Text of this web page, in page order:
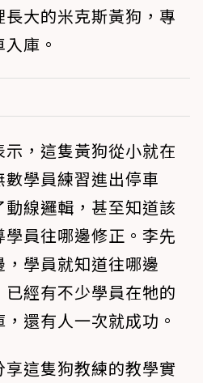
大的米克斯黃狗，專
庫。
，這隻黃狗從小就在
學員練習進出停車
線邏輯，甚至知道該
員往哪邊修正。李先
學員就知道往哪邊
經有不少學員在牠的
還有人一次就成功。
這隻狗教練的教學實